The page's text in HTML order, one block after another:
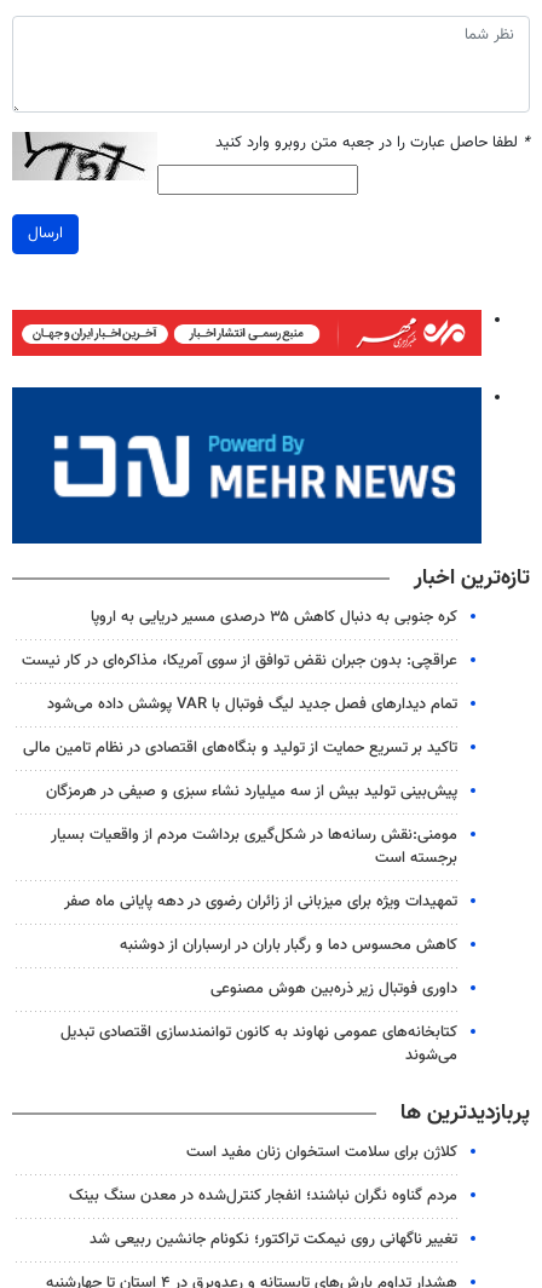
* لطفا حاصل عبارت را در جعبه متن روبرو وارد کنید
ارسال
تازه‌ترین اخبار
کره جنوبی به دنبال کاهش ۳۵ درصدی مسیر دریایی به اروپا
عراقچی: بدون جبران نقض توافق از سوی آمریکا، مذاکره‌ای در کار نیست
تمام دیدارهای فصل جدید لیگ فوتبال با VAR پوشش داده می‌شود
تاکید بر تسریع حمایت از تولید و بنگاه‌های اقتصادی در نظام تامین مالی
پیش‌بینی تولید بیش از سه میلیارد نشاء سبزی و صیفی در هرمزگان
مومنی:نقش رسانه‌ها در شکل‌گیری برداشت مردم از واقعیات بسیار
برجسته است
تمهیدات ویژه برای میزبانی از زائران رضوی در دهه پایانی ماه صفر
کاهش محسوس دما و رگبار باران در ارسباران از دوشنبه
داوری فوتبال زیر ذره‌بین هوش مصنوعی
کتابخانه‌های عمومی نهاوند به کانون توانمندسازی اقتصادی تبدیل
می‌شوند
پربازدیدترین ها
کلاژن برای سلامت استخوان زنان مفید است
مردم گناوه نگران نباشند؛ انفجار کنترل‌شده در معدن سنگ بینک
تغییر ناگهانی روی نیمکت تراکتور؛ نکونام جانشین ربیعی شد